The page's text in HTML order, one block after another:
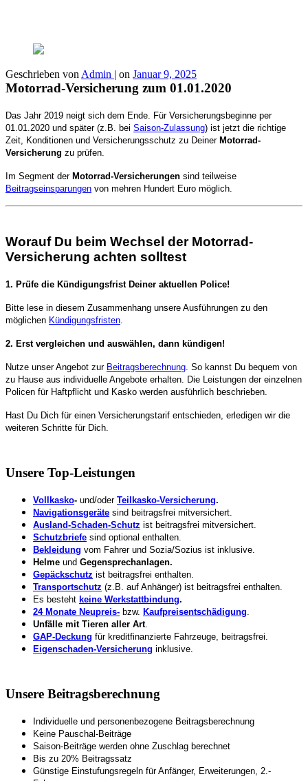
Geschrieben von Admin | on Januar 9, 2025
Motorrad-Versicherung zum 01.01.2020
Das Jahr 2019 neigt sich dem Ende. Für Versicherungsbeginne per
01.01.2020 und später (z.B. bei Saison-Zulassung) ist jetzt die richtige
Zeit, Konditionen und Versicherungsschutz zu Deiner Motorrad-
Versicherung zu prüfen.
Im Segment der Motorrad-Versicherungen sind teilweise
Beitragseinsparungen von mehren Hundert Euro möglich.
Worauf Du beim Wechsel der Motorrad-
Versicherung achten solltest
1. Prüfe die Kündigungsfrist Deiner aktuellen Police!
Bitte lese in diesem Zusammenhang unsere Ausführungen zu den
möglichen Kündigungsfristen.
2. Erst vergleichen und auswählen, dann kündigen!
Nutze unser Angebot zur Beitragsberechnung. So kannst Du bequem von
zu Hause aus individuelle Angebote erhalten. Die Leistungen der einzelnen
Policen für Haftpflicht und Kasko werden ausführlich beschrieben.
Hast Du Dich für einen Versicherungstarif entschieden, erledigen wir die
weiteren Schritte für Dich.
Unsere Top-Leistungen
Vollkasko- und/oder Teilkasko-Versicherung.
Navigationsgeräte sind beitragsfrei mitversichert.
Ausland-Schaden-Schutz ist beitragsfrei mitversichert.
Schutzbriefe sind optional enthalten.
Bekleidung vom Fahrer und Sozia/Sozius ist inklusive.
Helme und Gegensprechanlagen.
Gepäckschutz ist beitragsfrei enthalten.
Transportschutz (z.B. auf Anhänger) ist beitragsfrei enthalten.
Es besteht keine Werkstattbindung.
24 Monate Neupreis- bzw. Kaufpreisentschädigung
Unfälle mit Tieren aller Art.
GAP-Deckung für kreditfinanzierte Fahrzeuge, beitragsfrei.
Eigenschaden-Versicherung inklusive.
Unsere Beitragsberechnung
Individuelle und personenbezogene Beitragsberechnung
Keine Pauschal-Beiträge
Saison-Beiträge werden ohne Zuschlag berechnet
Bis zu 20% Beitragssatz
Günstige Einstufungsregeln für Anfänger, Erweiterungen, 2.-